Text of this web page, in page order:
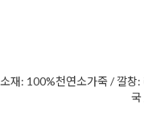
소재: 100%천연소가죽 / 깔창:
국